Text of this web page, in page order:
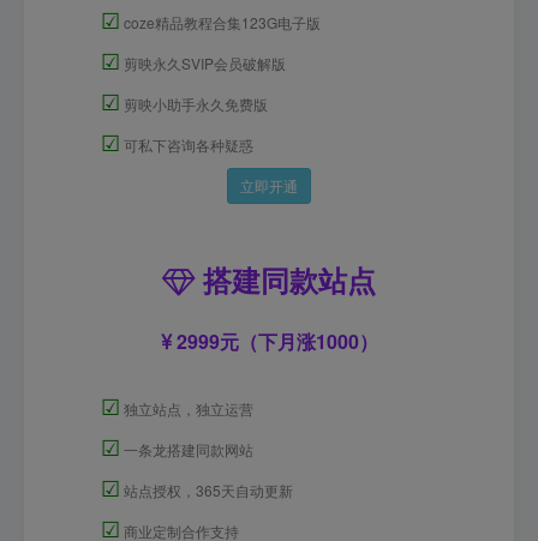
☑ coze精品教程合集123G电子版
☑ 剪映永久SVIP会员破解版
☑ 剪映小助手永久免费版
☑ 可私下咨询各种疑惑
立即开通
搭建同款站点
2999元（下月涨1000）
☑ 独立站点，独立运营
☑ 一条龙搭建同款网站
☑ 站点授权，365天自动更新
☑ 商业定制合作支持